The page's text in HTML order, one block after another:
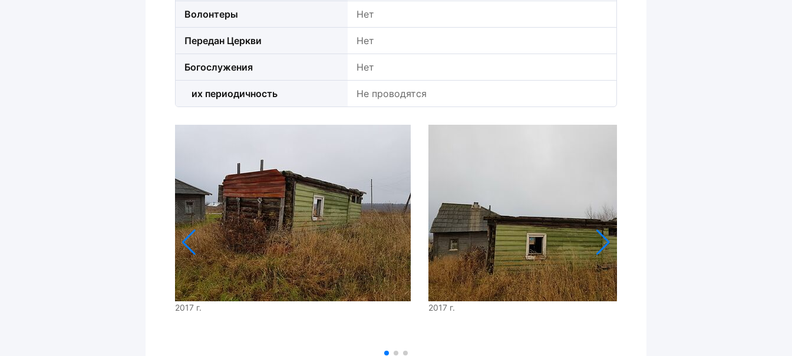
Волонтеры Нет
Передан Церкви Нет
Богослужения Нет
их периодичность Не проводятся
2017 г. 2017 г.